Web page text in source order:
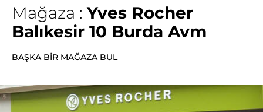
Mağaza :Yves Rocher
Balıkesir 10 Burda Avm
BAŞKA BİR MAĞAZA BUL